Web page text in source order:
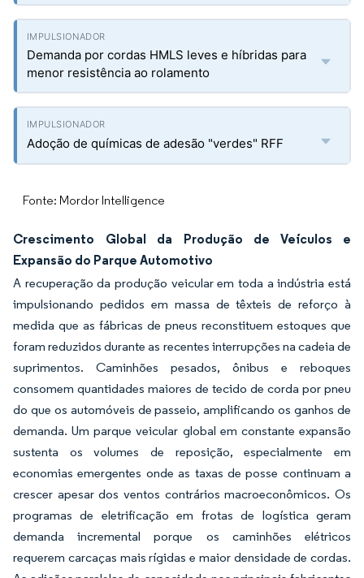
Demanda por cordas HMLS leves e híbridas para
menor resistência ao rolamento
Adoção de químicas de adesão "verdes" RFF
Fonte: Mordor Intelligence
Crescimento Global da Produção de Veículos e
Expansão do Parque Automotivo
A recuperação da produção veicular em toda a indústria está
impulsionando pedidos em massa de têxteis de reforço à
medida que as fábricas de pneus reconstituem estoques que
foram reduzidos durante as recentes interrupções na cadeia de
suprimentos. Caminhões pesados, ônibus e reboques
consomem quantidades maiores de tecido de corda por pneu
do que os automóveis de passeio, amplificando os ganhos de
demanda. Um parque veicular global em constante expansão
sustenta os volumes de reposição, especialmente em
economias emergentes onde as taxas de posse continuam a
crescer apesar dos ventos contrários macroeconômicos. Os
programas de eletrificação em frotas de logística geram
demanda incremental porque os caminhões elétricos
requerem carcaças mais rígidas e maior densidade de cordas.